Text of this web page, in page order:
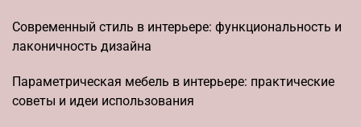
Современный стиль в интерьере: функциональность и
лаконичность дизайна
Параметрическая мебель в интерьере: практические
советы и идеи использования